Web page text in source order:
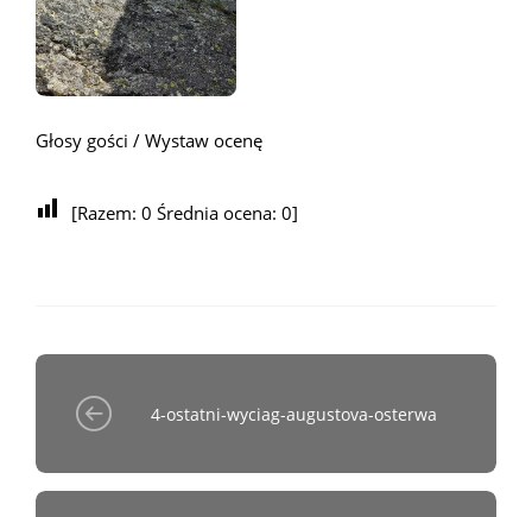
Głosy gości / Wystaw ocenę
[Razem: 0 Średnia ocena: 0]
4-ostatni-wyciag-augustova-osterwa